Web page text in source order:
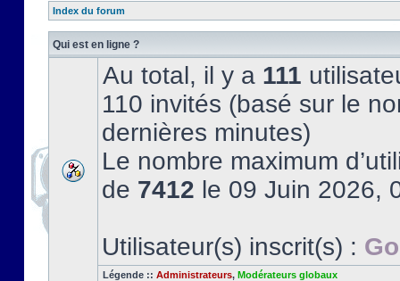
Index du forum
Qui est en ligne ?
Au total, il y a 111
110 invités (basé sur le
dernières minutes)
Le nombre maximum
de 7412 le 09 Juin 2026,
Utilisateur(s) inscrit(s) :
Légende :: Administrateurs, Modérateurs globaux